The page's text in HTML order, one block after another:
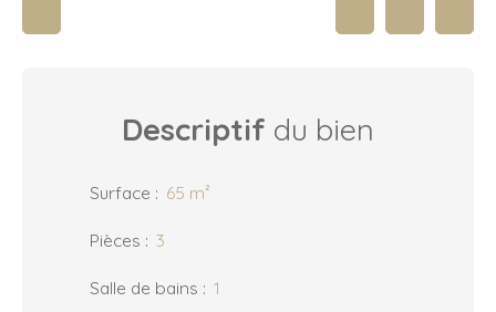
Descriptif du bien
Surface : 65 m²
Pièces : 3
Salle de bains : 1